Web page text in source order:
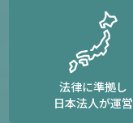
法律に準拠し
日本法人が運営